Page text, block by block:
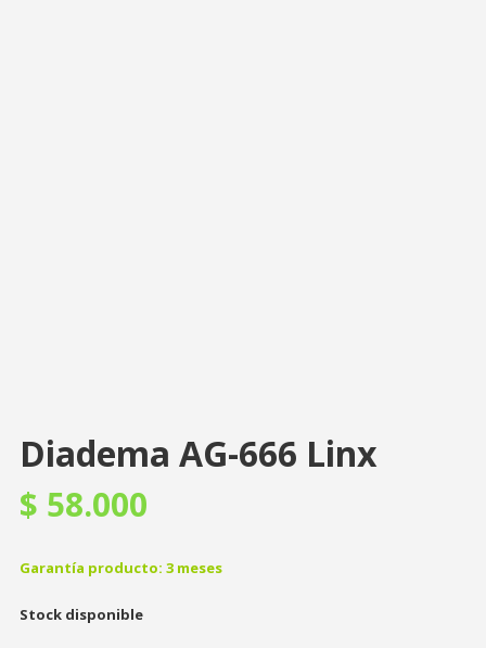
Diadema AG-666 Linx
$ 58.000
Garantía producto: 3 meses
Stock disponible